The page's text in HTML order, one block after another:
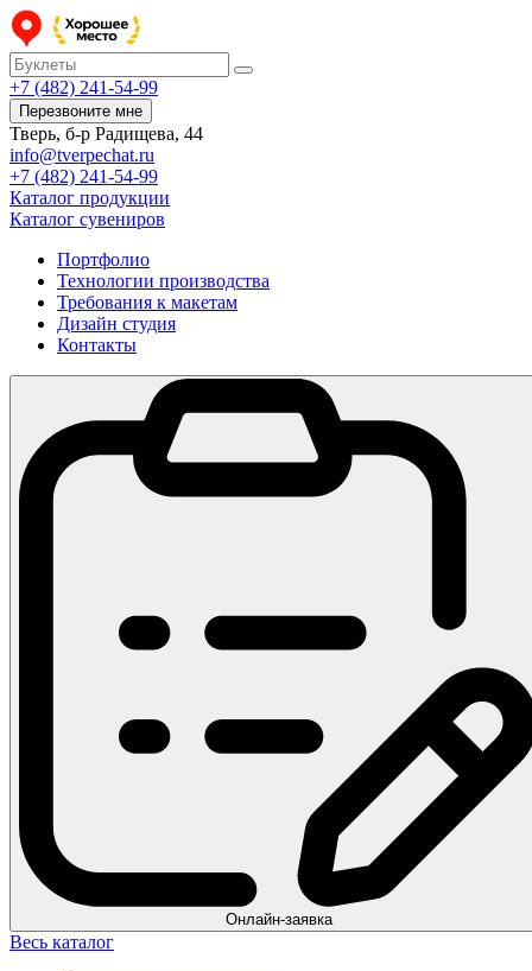
+7 (482) 241-54-99
Перезвоните мне
Тверь, б-р Радищева, 44
info@tverpechat.ru
+7 (482) 241-54-99
Каталог продукции
Каталог сувениров
Портфолио
Технологии производства
Требования к макетам
Дизайн студия
Контакты
Онлайн-заявка
Весь каталог